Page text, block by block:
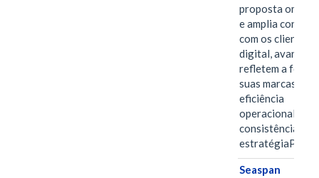
proposta
e amplia
com os clientes
digital, avanços
refletem a força
suas marcas, a
eficiência
operacional e a
consistência de
Seaspan